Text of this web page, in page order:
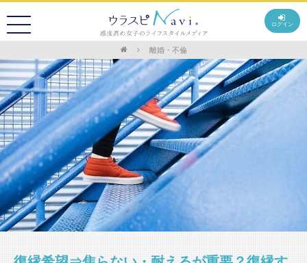
ログイン
離婚・不倫